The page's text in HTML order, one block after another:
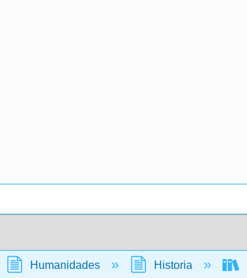
Humanidades Historia